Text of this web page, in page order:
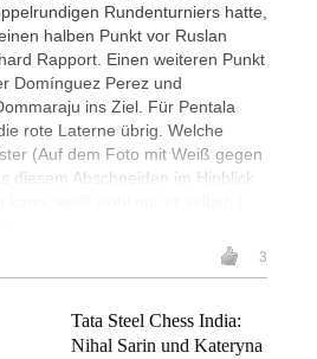
Rundenturniers hatte,
halben Punkt vor Ruslan
Rapport. Einen weiteren Punkt
Domínguez Perez und
ins Ziel. Für Pentala
rote Laterne übrig. Welche
(Auf dem Foto mit Weiß gegen
diesem Abschneiden im Hinblick
3
Tata Steel Chess India:
Nihal Sarin und Kateryna